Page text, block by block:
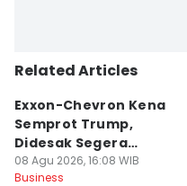
Related Articles
Exxon-Chevron Kena
Semprot Trump,
Didesak Segera
Turunkan Harga BBM
08 Agu 2026, 16:08 WIB
Business